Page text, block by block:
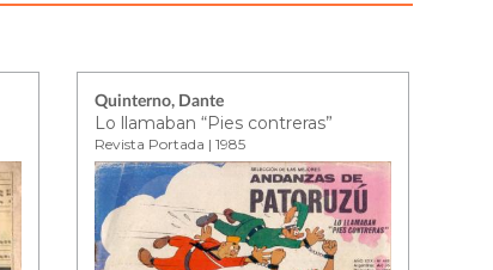
Quinterno, Dante
Lo llamaban “Pies contreras”
Revista Portada | 1985